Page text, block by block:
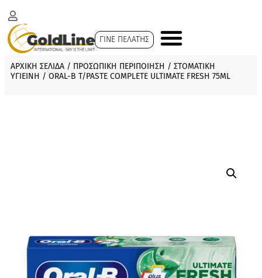
ΓΙΝΕ ΠΕΛΑΤΗΣ
ΑΡΧΙΚΗ ΣΕΛΙΔΑ / ΠΡΟΣΩΠΙΚΗ ΠΕΡΙΠΟΙΗΣΗ / ΣΤΟΜΑΤΙΚΗ
ΥΓΙΕΙΝΗ / ORAL-B T/PASTE COMPLETE ULTIMATE FRESH 75ML